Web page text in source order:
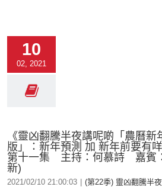
10
02, 2021
《靈凶翻騰半夜講呢啲「農曆新
版」：新年預測 加 新年前要有
第十一集 主持：何慕詩 嘉賓
新)
2021/02/10 21:00:03 (第22季) 靈凶翻騰半